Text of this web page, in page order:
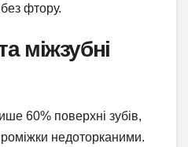
фтору.
міжзубні
60% поверхні зубів,
недоторканими.